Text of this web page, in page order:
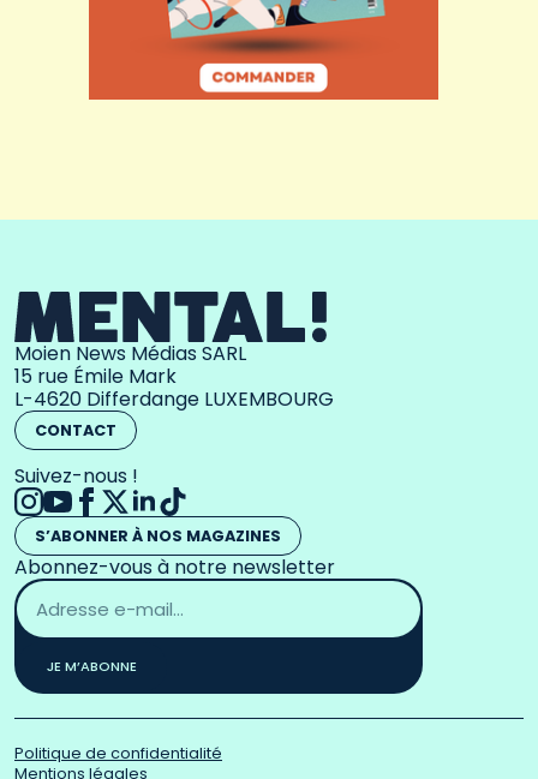
Moien News Médias SARL
15 rue Émile Mark
L-4620 Differdange LUXEMBOURG
CONTACT
Suivez-nous !
S’ABONNER À NOS MAGAZINES
Abonnez-vous à notre newsletter
Adresse
email
*
JE M’ABONNE
Politique de confidentialité
Mentions légales